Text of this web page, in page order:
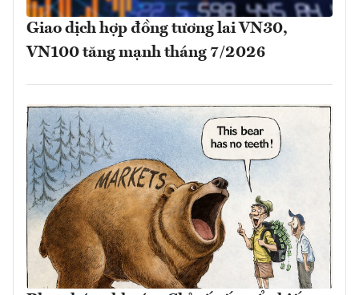
Giao dịch hợp đồng tương lai VN30,
VN100 tăng mạnh tháng 7/2026